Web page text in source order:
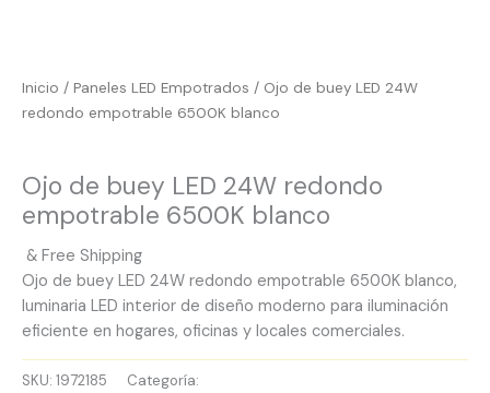
Inicio / Paneles LED Empotrados / Ojo de buey LED 24W
redondo empotrable 6500K blanco
Ojo de buey LED 24W redondo
empotrable 6500K blanco
& Free Shipping
Ojo de buey LED 24W redondo empotrable 6500K blanco,
luminaria LED interior de diseño moderno para iluminación
eficiente en hogares, oficinas y locales comerciales.
SKU: 1972185 Categoría: